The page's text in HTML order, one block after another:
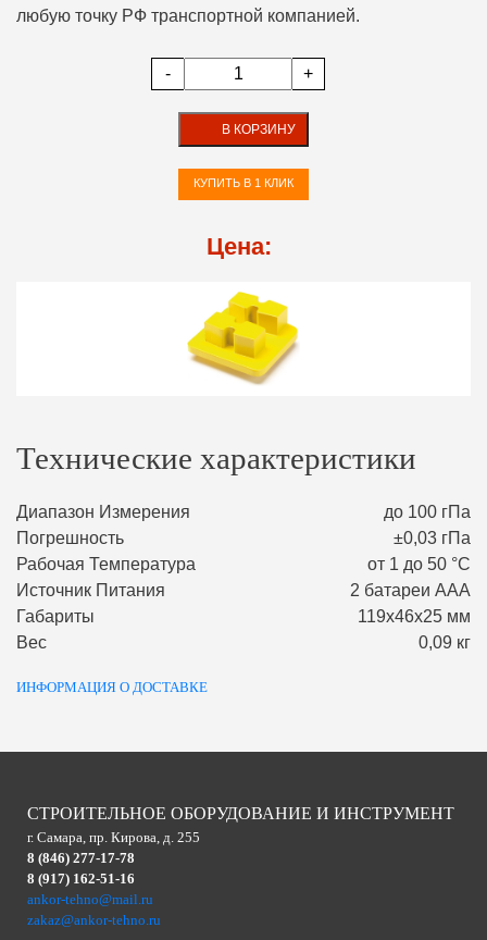
любую точку РФ транспортной компанией.
- +
В КОРЗИНУ
КУПИТЬ В 1 КЛИК
Цена:
Технические характеристики
Диапазон Измерения
до 100 гПа
Погрешность
±0,03 гПа
Рабочая Температура
от 1 до 50 °С
Источник Питания
2 батареи ААA
Габариты
119х46х25 мм
Вес
0,09 кг
ИНФОРМАЦИЯ О ДОСТАВКЕ
СТРОИТЕЛЬНОЕ ОБОРУДОВАНИЕ И ИНСТРУМЕНТ
г. Самара, пр. Кирова, д. 255
8 (846) 277-17-78
8 (917) 162-51-16
ankor-tehno@mail.ru
zakaz@ankor-tehno.ru